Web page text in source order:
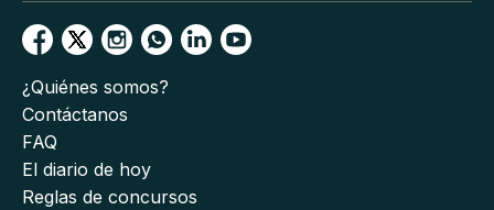
¿Quiénes somos?
Contáctanos
FAQ
El diario de hoy
Reglas de concursos